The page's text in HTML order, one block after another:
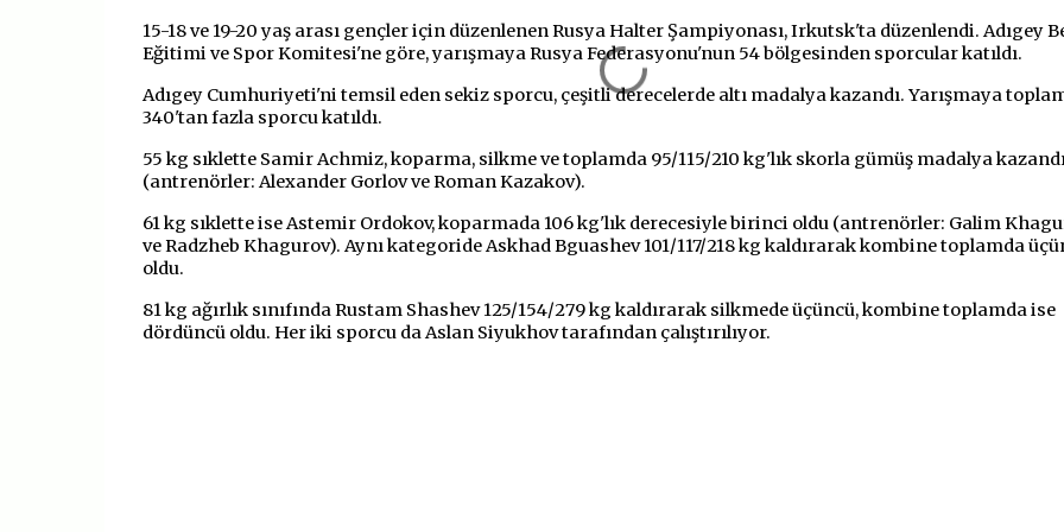
15-18 ve 19-20 yaş arası gençler için düzenlenen Rusya Halter Şampiyonası, Irkutsk'ta düzenlendi. Adıgey
Eğitimi ve Spor Komitesi'ne göre, yarışmaya Rusya Federasyonu'nun 54 bölgesinden sporcular katıldı.
Adıgey Cumhuriyeti'ni temsil eden sekiz sporcu, çeşitli derecelerde altı madalya kazandı. Yarışmaya
340'tan fazla sporcu katıldı.
55 kg sıklette Samir Achmiz, koparma, silkme ve toplamda 95/115/210 kg'lık skorla gümüş madalya
(antrenörler: Alexander Gorlov ve Roman Kazakov).
61 kg sıklette ise Astemir Ordokov, koparmada 106 kg'lık derecesiyle birinci oldu (antrenörler: Galim
ve Radzheb Khagurov). Aynı kategoride Askhad Bguashev 101/117/218 kg kaldırarak kombine toplamda
oldu.
81 kg ağırlık sınıfında Rustam Shashev 125/154/279 kg kaldırarak silkmede üçüncü, kombine toplamda ise
dördüncü oldu. Her iki sporcu da Aslan Siyukhov tarafından çalıştırılıyor.